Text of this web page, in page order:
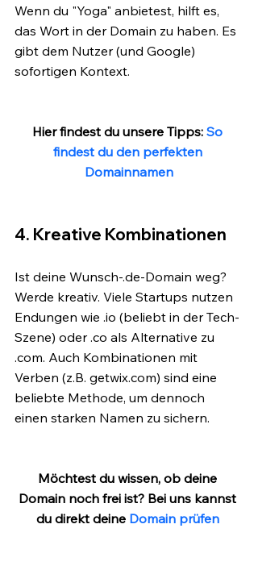
Wenn du "Yoga" anbietest, hilft es,
das Wort in der Domain zu haben. Es
gibt dem Nutzer (und Google)
sofortigen Kontext.
Hier findest du unsere Tipps: So
findest du den perfekten
Domainnamen
4. Kreative Kombinationen
Ist deine Wunsch-.de-Domain weg?
Werde kreativ. Viele Startups nutzen
Endungen wie .io (beliebt in der Tech-
Szene) oder .co als Alternative zu
.com. Auch Kombinationen mit
Verben (z.B. getwix.com) sind eine
beliebte Methode, um dennoch
einen starken Namen zu sichern.
Möchtest du wissen, ob deine
Domain noch frei ist? Bei uns kannst
du direkt deine Domain prüfen